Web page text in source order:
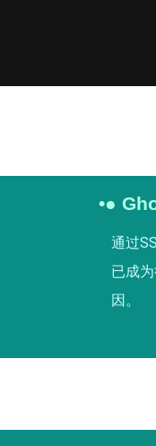
•●
通过
已成
因。